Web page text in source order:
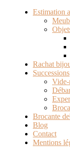
Estimation
Rachat
Successions
Vide-
Brocante
Blog
Contact
Mentions